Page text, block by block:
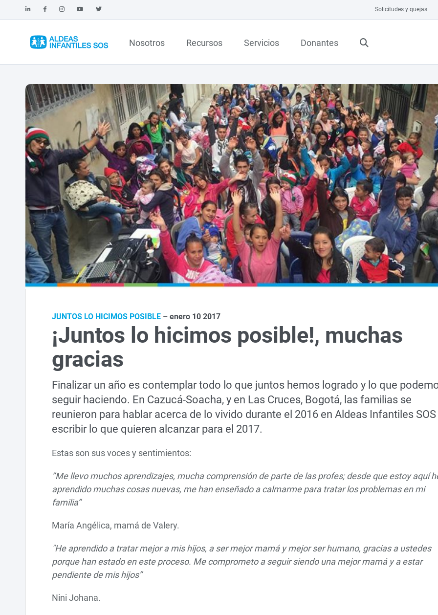
Solicitudes y quejas
Nosotros Recursos Servicios Donantes
JUNTOS LO HICIMOS POSIBLE – enero 10 2017
¡Juntos lo hicimos posible!, muchas
gracias
Finalizar un año es contemplar todo lo que juntos hemos logrado y lo que
seguir haciendo. En Cazucá-Soacha, y en Las Cruces, Bogotá, las familias se
reunieron para hablar acerca de lo vivido durante el 2016 en Aldeas Infantiles SOS
escribir lo que quieren alcanzar para el 2017.
Estas son sus voces y sentimientos:
‘’Me llevo muchos aprendizajes, mucha comprensión de parte de las profes; desde que estoy aquí
aprendido muchas cosas nuevas, me han enseñado a calmarme para tratar los problemas en mi
familia’’
María Angélica, mamá de Valery.
"He aprendido a tratar mejor a mis hijos, a ser mejor mamá y mejor ser humano, gracias a ustedes
porque han estado en este proceso. Me comprometo a seguir siendo una mejor mamá y a estar
pendiente de mis hijos’’
Nini Johana.